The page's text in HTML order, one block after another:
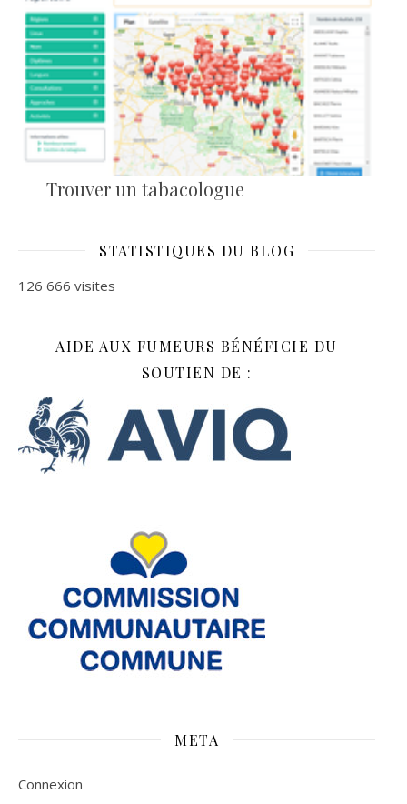
Trouver un tabacologue
STATISTIQUES DU BLOG
126 666 visites
AIDE AUX FUMEURS BÉNÉFICIE DU
SOUTIEN DE :
META
Connexion